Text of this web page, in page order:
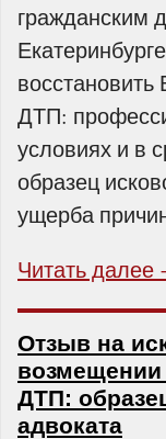
гражданским
ДТП:
условиях и в
образец
ущерба
Читать
Отзыв на
ДТП:
адвоката